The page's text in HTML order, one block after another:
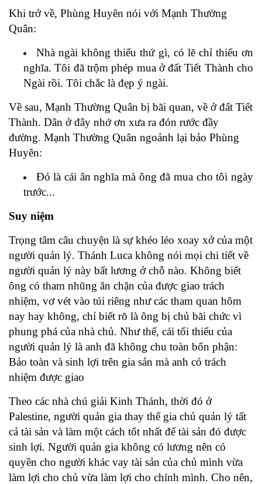
Khi trở về, Phùng Huyên nói với Mạnh Thường
Quân:
Nhà ngài không thiếu thứ gì, có lẽ chỉ thiếu ơn
nghĩa. Tôi đã trộm phép mua ở đất Tiết Thành cho
Ngài rồi. Tôi chắc là đẹp ý ngài.
Về sau, Mạnh Thường Quân bị bãi quan, về ở đất Tiết
Thành. Dân ở đây nhớ ơn xưa ra đón rước đầy
đường. Mạnh Thường Quân ngoảnh lại bảo Phùng
Huyên:
Đó là cái ân nghĩa mà ông đã mua cho tôi ngày
trước...
Suy niệm
Trọng tâm câu chuyện là sự khéo léo xoay xở của một
người quản lý. Thánh Luca không nói mọi chi tiết về
người quản lý này bất lương ở chỗ nào. Không biết
ông có tham nhũng ăn chặn của được giao trách
nhiệm, vơ vét vào túi riêng như các tham quan hôm
nay hay không, chỉ biết rõ là ông bị chủ bãi chức vì
phung phá của nhà chủ. Như thế, cái tối thiểu của
người quản lý là anh đã không chu toàn bổn phận:
Bảo toàn và sinh lợi trên gia sản mà anh có trách
nhiệm được giao
Theo các nhà chú giải Kinh Thánh, thời đó ở
Palestine, người quản gia thay thế gia chủ quản lý tất
cả tài sản và làm một cách tốt nhất để tài sản đó được
sinh lợi. Người quản gia không có lương nên có
quyền cho người khác vay tài sản của chủ mình vừa
làm lợi cho chủ vừa làm lợi cho chính mình. Cho nên,